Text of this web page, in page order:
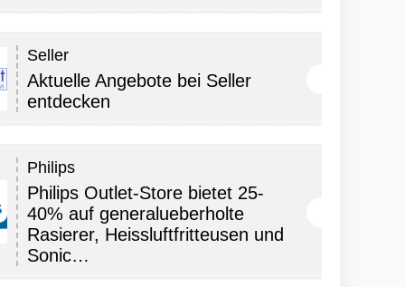
Seller
Aktuelle Angebote bei Seller
entdecken
Philips
Philips Outlet-Store bietet 25-
40% auf generalueberholte
Rasierer, Heissluftfritteusen und
Sonic…